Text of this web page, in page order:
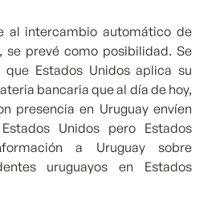
automático de
se prevé como posibilidad. Se
Estados Unidos aplica su
bancaria que al día de hoy,
presencia en Uruguay envíen
Unidos pero Estados
a Uruguay sobre
uruguayos en Estados